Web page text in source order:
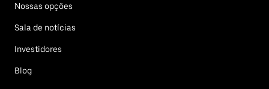
Nossas opções
Sala de notícias
Investidores
Blog